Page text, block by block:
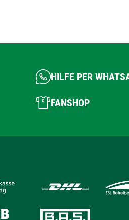
HILFE PER
FANSHOP